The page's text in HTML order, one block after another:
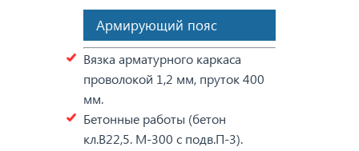
Армирующий пояс
Вязка арматурного каркаса
проволокой 1,2 мм, пруток 400
мм.
Бетонные работы (бетон
кл.В22,5. М-300 с подв.П-3).